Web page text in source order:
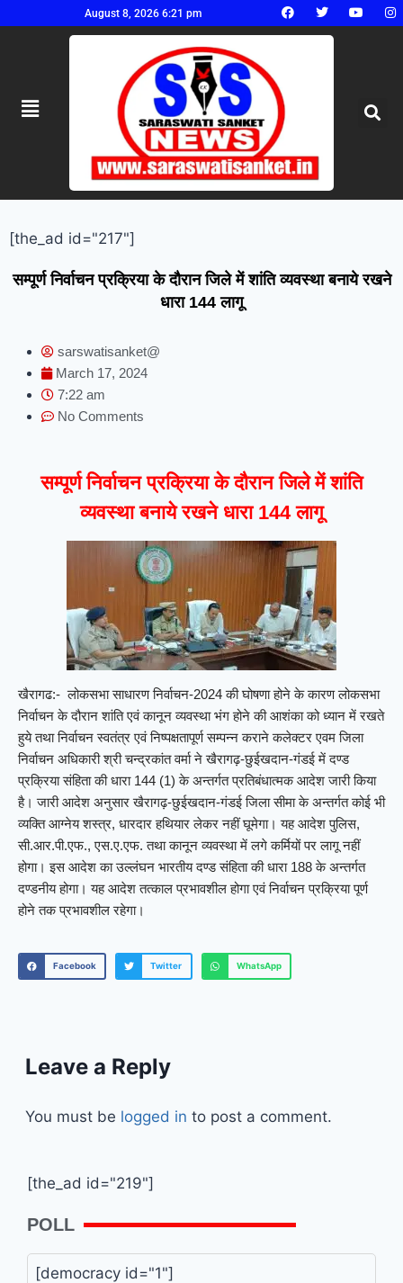
August 8, 2026 6:21 pm
[the_ad id="217"]
सम्पूर्ण निर्वाचन प्रक्रिया के दौरान जिले में शांति व्यवस्था बनाये रखने
धारा 144 लागू
sarswatisanket@
March 17, 2024
7:22 am
No Comments
सम्पूर्ण निर्वाचन प्रक्रिया के दौरान जिले में शांति
व्यवस्था बनाये रखने धारा 144 लागू
खैरागढ:- लोकसभा साधारण निर्वाचन-2024 की घोषणा होने के कारण लोकसभा
निर्वाचन के दौरान शांति एवं कानून व्यवस्था भंग होने की आशंका को ध्यान में रखते
हुये तथा निर्वाचन स्वतंत्र एवं निष्पक्षतापूर्ण सम्पन्न कराने कलेक्टर एवम जिला
निर्वाचन अधिकारी श्री चन्द्रकांत वर्मा ने खैरागढ़-छुईखदान-गंडई में दण्ड
प्रक्रिया संहिता की धारा 144 (1) के अन्तर्गत प्रतिबंधात्मक आदेश जारी किया
है। जारी आदेश अनुसार खैरागढ़-छुईखदान-गंडई जिला सीमा के अन्तर्गत कोई भी
व्यक्ति आग्नेय शस्त्र, धारदार हथियार लेकर नहीं घूमेगा। यह आदेश पुलिस,
सी.आर.पी.एफ., एस.ए.एफ. तथा कानून व्यवस्था में लगे कर्मियों पर लागू नहीं
होगा। इस आदेश का उल्लंघन भारतीय दण्ड संहिता की धारा 188 के अन्तर्गत
दण्डनीय होगा। यह आदेश तत्काल प्रभावशील होगा एवं निर्वाचन प्रक्रिया पूर्ण
होने तक प्रभावशील रहेगा।
Facebook Twitter WhatsApp
Leave a Reply
You must be logged in to post a comment.
[the_ad id="219"]
POLL
[democracy id="1"]